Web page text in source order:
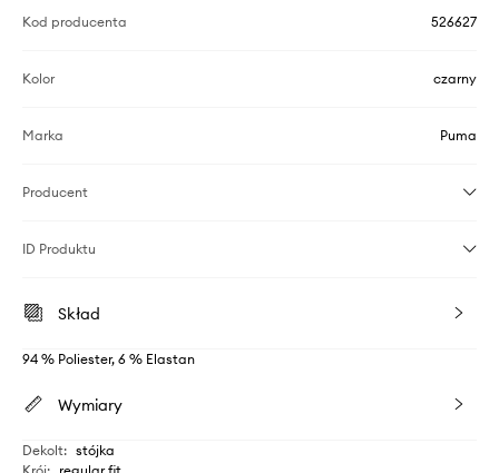
Kod producenta 526627
Kolor czarny
Marka Puma
Producent
ID Produktu
Skład
94 % Poliester, 6 % Elastan
Wymiary
Dekolt: stójka